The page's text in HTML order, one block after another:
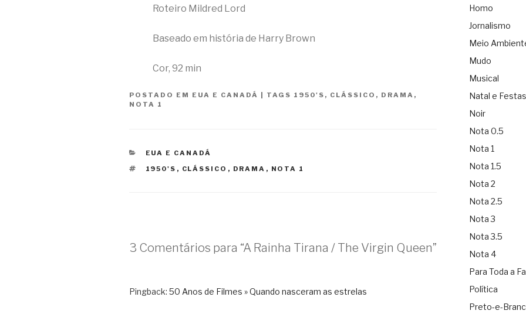
Roteiro Mildred Lord
Baseado em história de Harry Brown
Cor, 92 min
POSTADO EM EUA E CANADÁ | TAGS 1950'S , CLÁSSICO , DRAMA ,
NOTA 1
CATEGORIAS
EUA E CANADÁ
TAGS
1950'S , CLÁSSICO , DRAMA , NOTA 1
3 Comentários para “A Rainha Tirana / The Virgin Queen”
Pingback: 50 Anos de Filmes » Quando nasceram as estrelas
Homo
Jornalismo
Meio
Mudo
Musical
Natal e Festas
Noir
Nota 0.5
Nota 1
Nota 1.5
Nota 2
Nota 2.5
Nota 3
Nota 3.5
Nota 4
Para Toda a
Política
Preto-e-